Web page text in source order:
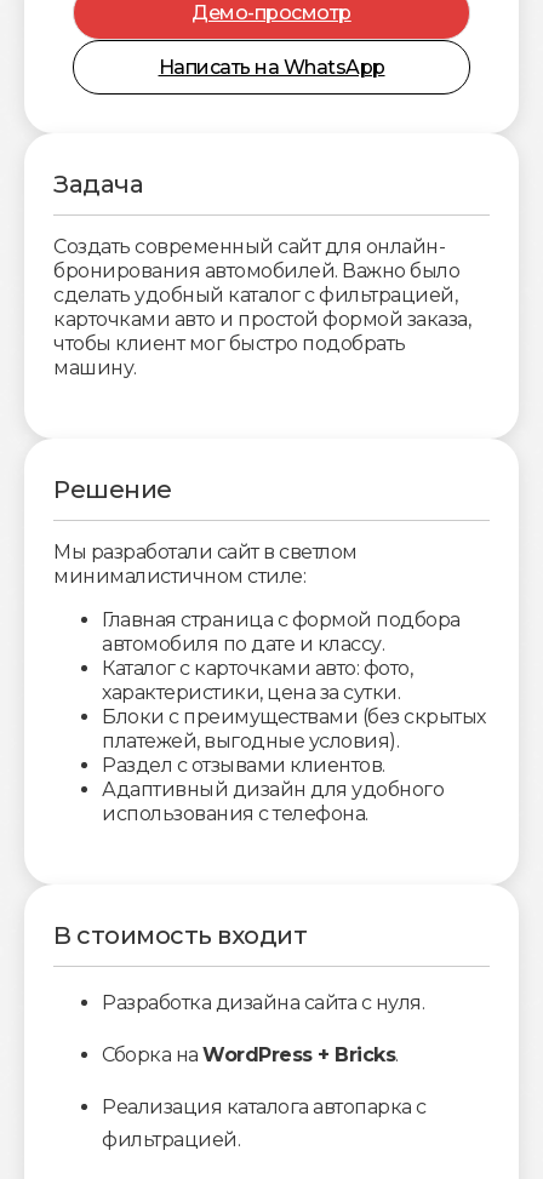
Демо-просмотр
Написать на WhatsApp
Задача
Создать современный сайт для онлайн-
бронирования автомобилей. Важно было
сделать удобный каталог с фильтрацией,
карточками авто и простой формой заказа,
чтобы клиент мог быстро подобрать
машину.
Решение
Мы разработали сайт в светлом
минималистичном стиле:
Главная страница с формой подбора
автомобиля по дате и классу.
Каталог с карточками авто: фото,
характеристики, цена за сутки.
Блоки с преимуществами (без скрытых
платежей, выгодные условия).
Раздел с отзывами клиентов.
Адаптивный дизайн для удобного
использования с телефона.
В стоимость входит
Разработка дизайна сайта с нуля.
Сборка на WordPress + Bricks.
Реализация каталога автопарка с
фильтрацией.